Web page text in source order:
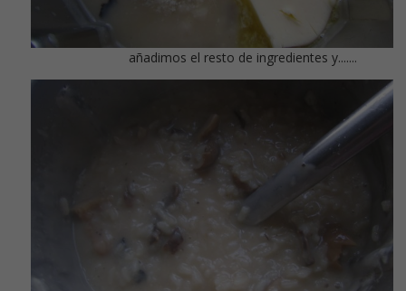
añadimos el resto de ingredientes y.......